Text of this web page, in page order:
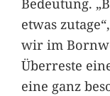
etwas
wir im
Überreste
eine ganz